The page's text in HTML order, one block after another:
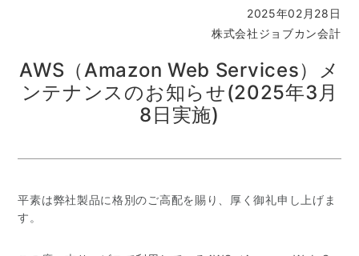
2025年02月28日
株式会社ジョブカン会計
AWS（Amazon Web Services）メ
ンテナンスのお知らせ(2025年3月
8日実施)
平素は弊社製品に格別のご高配を賜り、厚く御礼申し上げま
す。